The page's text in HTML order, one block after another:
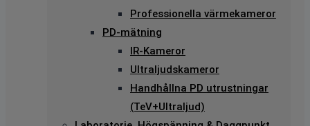
Professionella värmekameror
PD-mätning
IR-Kameror
Ultraljudskameror
Handhållna PD utrustningar
(TeV+Ultraljud)